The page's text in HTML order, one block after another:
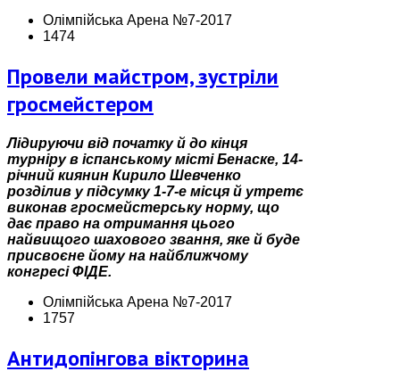
Олімпійська Арена №7-2017
1474
Провели майстром, зустріли
гросмейстером
Лідируючи від початку й до кінця
турніру в іспанському місті Бенаске, 14-
річний киянин Кирило Шевченко
розділив у підсумку 1-7-е місця й утретє
виконав гросмейстерську норму, що
дає право на отримання цього
найвищого шахового звання, яке й буде
присвоєне йому на найближчому
конгресі ФІДЕ.
Олімпійська Арена №7-2017
1757
Антидопінгова вікторина